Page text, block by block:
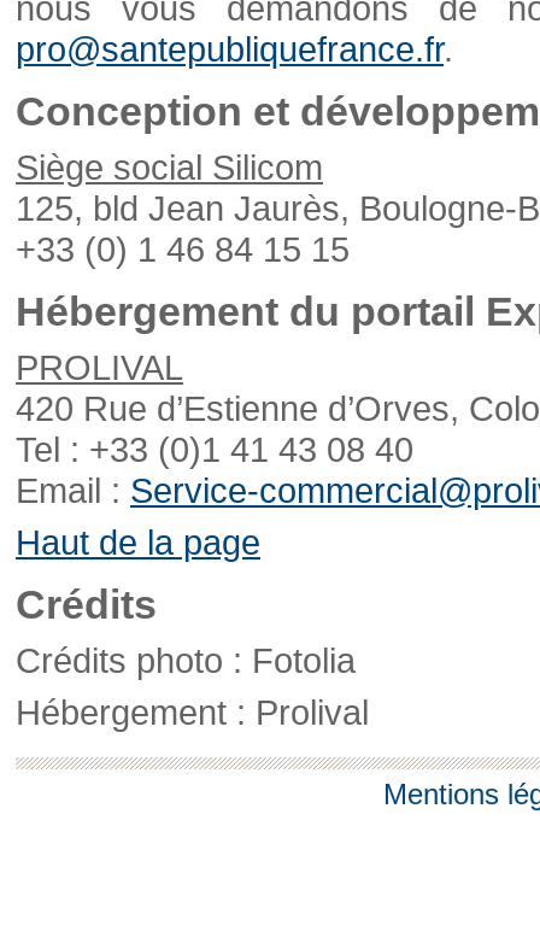
pro@santepubliquefrance.fr.
Conception et
Siège social Silicom
125, bld Jean Jaurès, Boulogne-
+33 (0) 1 46 84 15 15
Hébergement du portail
PROLIVAL
420 Rue d’Estienne d’Orves,
Tel : +33 (0)1 41 43 08 40
Email : Service-
Haut de la page
Crédits
Crédits photo : Fotolia
Hébergement : Prolival
Mentions